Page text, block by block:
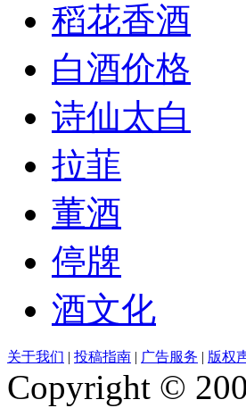
稻花香酒
白酒价格
诗仙太白
拉菲
董酒
停牌
酒文化
关于我们 | 投稿指南 | 广告服务 | 版权
Copyright ©